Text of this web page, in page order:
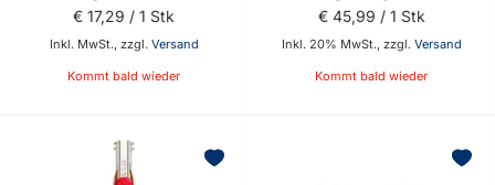
Fuchssteiner Bio-
Imkerei
Inkl. MwSt., zzgl. Versand
€ 17,29 / 1 Stk
Kommt bald wieder
Inkl. 20% MwSt., zzgl. Versand
€ 45,99 / 1 Stk
Kommt bald wieder